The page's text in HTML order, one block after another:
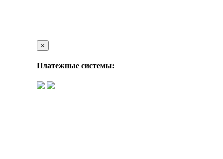
×
Платежные системы: